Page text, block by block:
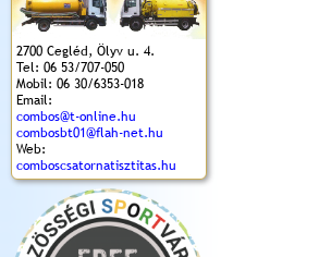
2700 Cegléd, Ölyv u. 4.
Tel: 06 53/707-050
Mobil: 06 30/6353-018
Email:
combos@t-online.hu
combosbt01@flah-net.hu
Web:
comboscsatornatisztitas.hu